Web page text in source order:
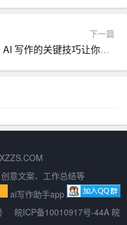
个段落只表达一个主要观
要对案件作出明确结论，
练
践训练。通过不断地写
的理解，提高文字表达和
下一篇
AI 写作的关键技巧让你的作品在众多文章中脱颖而出
意文案、工作总结等
ai写作助手app
皖ICP备10010917号-44A 皖